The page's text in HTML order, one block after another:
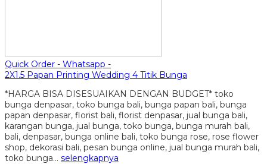
Quick Order - Whatsapp -
2X1.5 Papan Printing Wedding 4 Titik Bunga
*HARGA BISA DISESUAIKAN DENGAN BUDGET* toko
bunga denpasar, toko bunga bali, bunga papan bali, bunga
papan denpasar, florist bali, florist denpasar, jual bunga bali,
karangan bunga, jual bunga, toko bunga, bunga murah bali,
bali, denpasar, bunga online bali, toko bunga rose, rose flower
shop, dekorasi bali, pesan bunga online, jual bunga murah bali,
toko bunga… selengkapnya